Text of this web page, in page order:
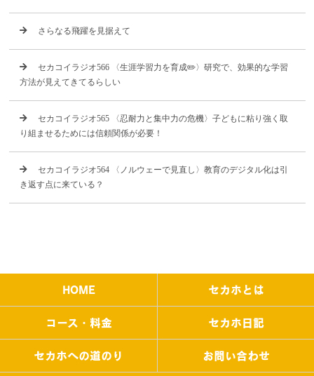
さらなる飛躍を見据えて
セカコイラジオ566 〈生涯学習力を育成✏️〉研究で、効果的な学習
方法が見えてきてるらしい
セカコイラジオ565 〈忍耐力と集中力の危機〉子どもに粘り強く取
り組ませるためには信頼関係が必要！
セカコイラジオ564 〈ノルウェーで見直し〉教育のデジタル化は引
き返す点に来ている？
HOME セカホとは
コース・料金 セカホ日記
セカホへの道のり お問い合わせ